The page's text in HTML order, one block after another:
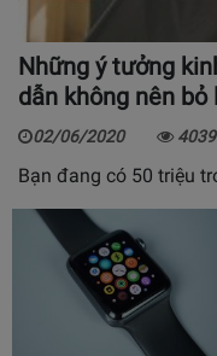
Những ý tưởng
dẫn không nên bỏ
02/06/2020 4039
Bạn đang có 50 triệu